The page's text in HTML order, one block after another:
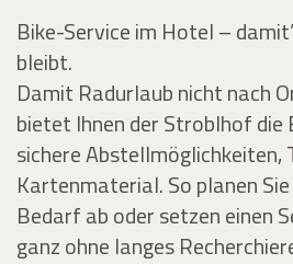
Bike-Service im Hotel –
bleibt.
Damit Radurlaub nicht nach
bietet Ihnen der Stroblhof die
sichere Abstellmöglichkeiten,
Kartenmaterial. So planen
Bedarf ab oder setzen einen
ganz ohne langes